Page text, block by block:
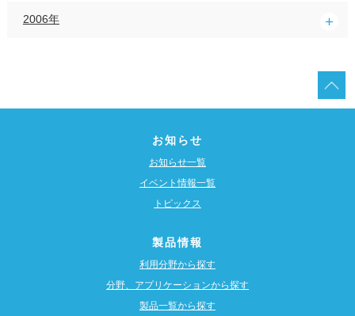
2006年
お知らせ
お知らせ一覧
イベント情報一覧
トピックス
製品情報
利用分野から探す
分野、アプリケーションから探す
製品一覧から探す